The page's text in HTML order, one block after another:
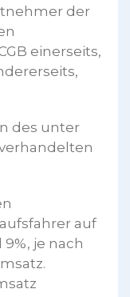
der
einerseits,
des unter
auf
je nach